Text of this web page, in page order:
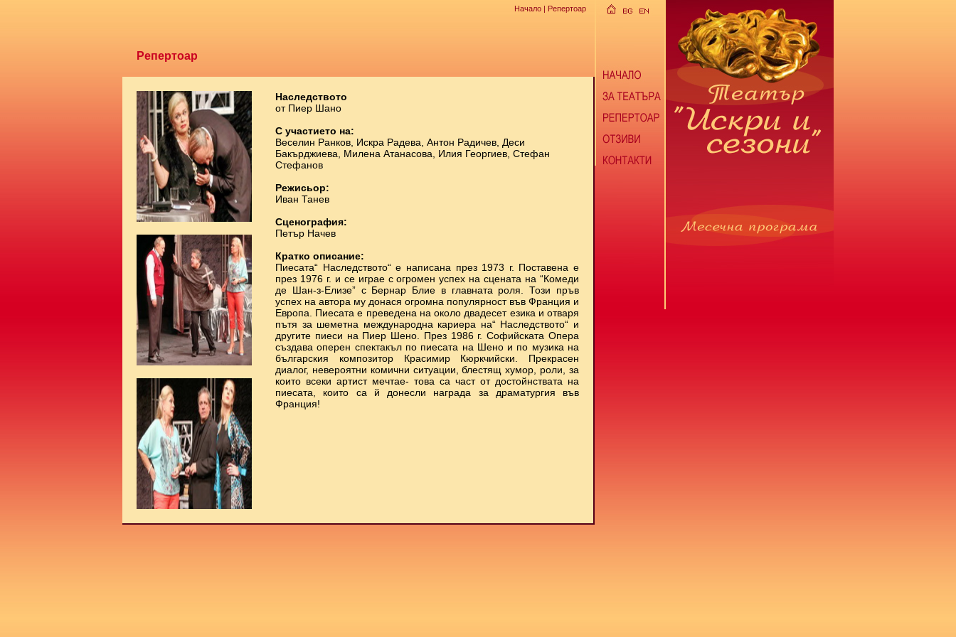
Начало | Репертоар
Репертоар
Наследството
от Пиер Шано
С участието на:
Веселин Ранков, Искра Радева, Антон Радичев, Деси
Бакърджиева, Милена Атанасова, Илия Георгиев, Стефан
Стефанов
Режисьор:
Иван Танев
Сценография:
Петър Начев
Кратко описание:
Пиесата“ Наследството“ е написана през 1973 г. Поставена е
през 1976 г. и се играе с огромен успех на сцената на “Комеди
де Шан-з-Елизе” с Бернар Блие в главната роля. Този пръв
успех на автора му донася огромна популярност във Франция и
Европа. Пиесата е преведена на около двадесет езика и отваря
пътя за шеметна международна кариера на“ Наследството“ и
другите пиеси на Пиер Шено. През 1986 г. Софийската Опера
създава оперен спектакъл по пиесата на Шено и по музика на
българския композитор Красимир Кюркчийски. Прекрасен
диалог, невероятни комични ситуации, блестящ хумор, роли, за
които всеки артист мечтае- това са част от достойнствата на
пиесата, които са й донесли награда за драматургия във
Франция!